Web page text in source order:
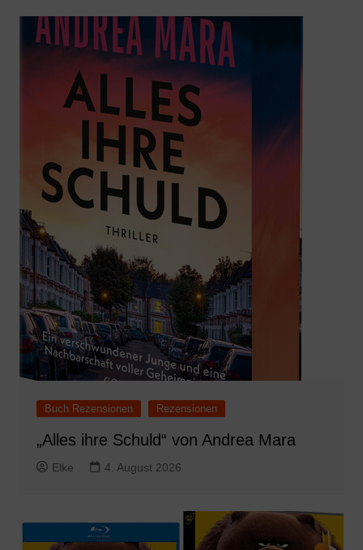
Buch Rezensionen Rezensionen
„Alles ihre Schuld“ von Andrea Mara
Elke 4. August 2026